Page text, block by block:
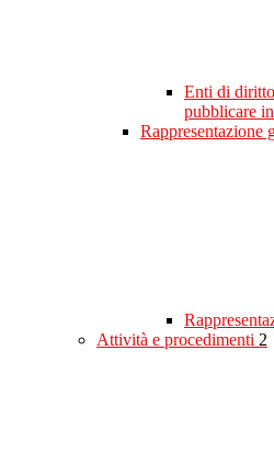
Enti di
pubblicare
Rappresentazione
Attività e procedimenti 2